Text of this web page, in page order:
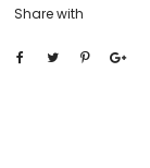
Share with